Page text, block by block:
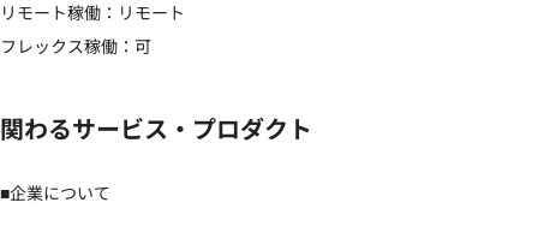
リモート稼働：リモート
フレックス稼働：可
関わるサービス・プロダクト
■企業について